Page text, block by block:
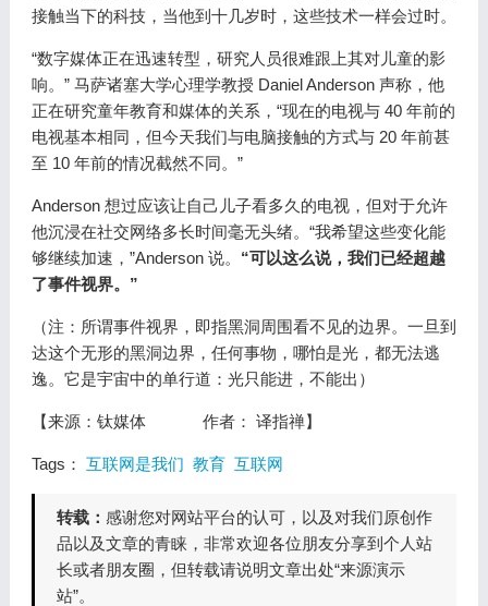
接触当下的科技，当他到十几岁时，这些技术一样会过时。
“数字媒体正在迅速转型，研究人员很难跟上其对儿童的影
响。” 马萨诸塞大学心理学教授 Daniel Anderson 声称，他
正在研究童年教育和媒体的关系，“现在的电视与 40 年前的
电视基本相同，但今天我们与电脑接触的方式与 20 年前甚
至 10 年前的情况截然不同。”
Anderson 想过应该让自己儿子看多久的电视，但对于允许
他沉浸在社交网络多长时间毫无头绪。“我希望这些变化能
够继续加速，”Anderson 说。 “可以这么说，我们已经超越
了事件视界。”
（注：所谓事件视界，即指黑洞周围看不见的边界。一旦到
达这个无形的黑洞边界，任何事物，哪怕是光，都无法逃
逸。它是宇宙中的单行道：光只能进，不能出）
【来源：钛媒体 作者： 译指禅】
Tags： 互联网是我们 教育 互联网
转载： 感谢您对网站平台的认可，以及对我们原创作
品以及文章的青睐，非常欢迎各位朋友分享到个人站
长或者朋友圈，但转载请说明文章出处“来源演示
站”。